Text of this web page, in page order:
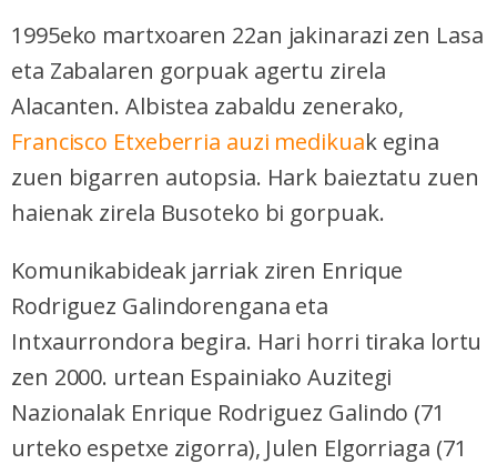
1995eko martxoaren 22an jakinarazi zen Lasa
eta Zabalaren gorpuak agertu zirela
Alacanten. Albistea zabaldu zenerako,
Francisco Etxeberria auzi medikuak egina
zuen bigarren autopsia. Hark baieztatu zuen
haienak zirela Busoteko bi gorpuak.
Komunikabideak jarriak ziren Enrique
Rodriguez Galindorengana eta
Intxaurrondora begira. Hari horri tiraka lortu
zen 2000. urtean Espainiako Auzitegi
Nazionalak Enrique Rodriguez Galindo (71
urteko espetxe zigorra), Julen Elgorriaga (71